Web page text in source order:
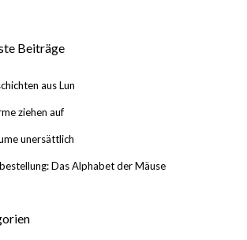
Beiträge
aus Lun
ziehen auf
unersättlich
Das Alphabet der Mäuse